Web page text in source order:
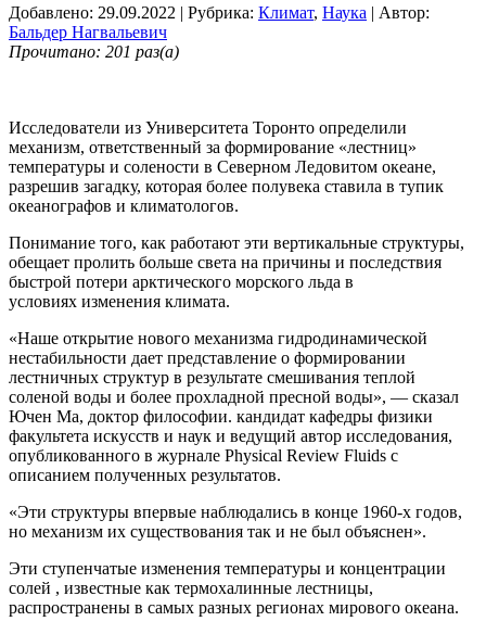
Добавлено: 29.09.2022 | Рубрика: Климат, Наука | Автор:
Бальдер Нагвальевич
Прочитано: 201 раз(а)
Исследователи из Университета Торонто определили
механизм, ответственный за формирование «лестниц»
температуры и солености в Северном Ледовитом океане,
разрешив загадку, которая более полувека ставила в тупик
океанографов и климатологов.
Понимание того, как работают эти вертикальные структуры,
обещает пролить больше света на причины и последствия
быстрой потери арктического морского льда в
условиях изменения климата.
«Наше открытие нового механизма гидродинамической
нестабильности дает представление о формировании
лестничных структур в результате смешивания теплой
соленой воды и более прохладной пресной воды», — сказал
Ючен Ма, доктор философии. кандидат кафедры физики
факультета искусств и наук и ведущий автор исследования,
опубликованного в журнале Physical Review Fluids с
описанием полученных результатов.
«Эти структуры впервые наблюдались в конце 1960-х годов,
но механизм их существования так и не был объяснен».
Эти ступенчатые изменения температуры и концентрации
солей , известные как термохалинные лестницы,
распространены в самых разных регионах мирового океана.